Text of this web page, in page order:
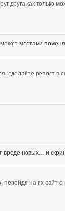
друга как только
местами
сделайте репост в
вроде новых… и
перейдя на их сайт